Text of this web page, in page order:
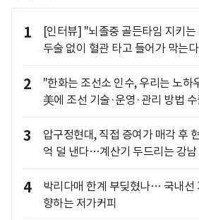
1
[인터뷰] "뇌졸중 골든타임 지키
두술 없이 혈관 타고 들어가 막는다
2
"한화는 조선소 인수, 우리는 노
美에 조선 기술·운영·관리 방법
3
압구정현대, 직접 증여가 매각 후
억 덜 낸다…계산기 두드리는 강남
4
박리다매 한계 부딪혔나… 국내선
향하는 저가커피